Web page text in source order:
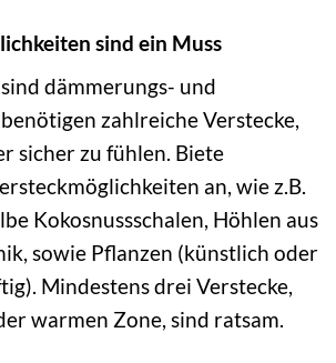
sind ein Muss
dämmerungs- und
zahlreiche Verstecke,
sicher zu fühlen. Biete
an, wie z.B.
Kokosnussschalen, Höhlen aus
sowie Pflanzen (künstlich oder
Mindestens drei Verstecke,
warmen Zone, sind ratsam.